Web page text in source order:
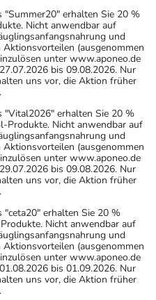
"Summer20" erhalten Sie 20 %
Nicht anwendbar auf
und
(ausgenommen
unter www.aponeo.de
bis 09.08.2026. Nur
uns vor, die Aktion früher
"Vital2026" erhalten Sie 20 %
Produkte. Nicht anwendbar auf
und
(ausgenommen
unter www.aponeo.de
bis 09.08.2026. Nur
uns vor, die Aktion früher
"ceta20" erhalten Sie 20 %
Nicht anwendbar auf
und
(ausgenommen
unter www.aponeo.de
bis 01.09.2026. Nur
uns vor, die Aktion früher